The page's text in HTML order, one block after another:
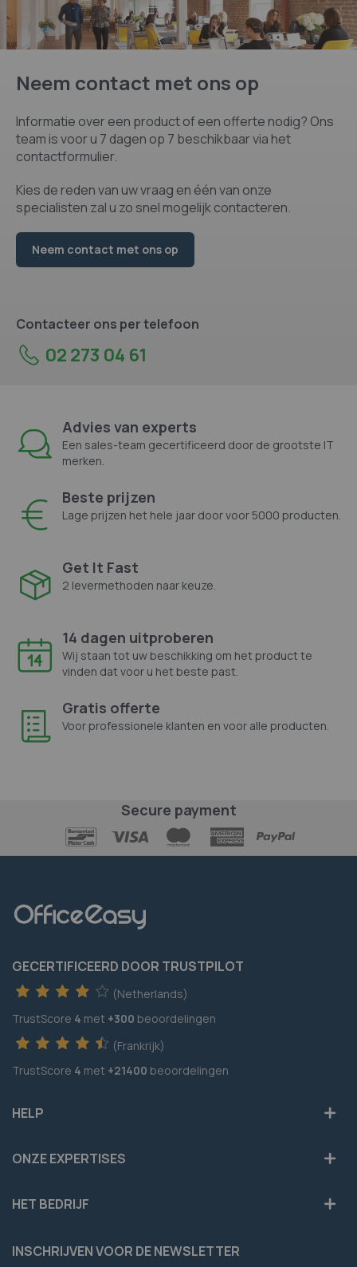
Neem contact met ons op
Informatie over een product of een offerte nodig? Ons
team is voor u 7 dagen op 7 beschikbaar via het
contactformulier.
Kies de reden van uw vraag en één van onze
specialisten zal u zo snel mogelijk contacteren.
Neem contact met ons op
Contacteer ons per telefoon
02 273 04 61
Advies van experts
Een sales-team gecertificeerd door de grootste IT
merken.
Beste prijzen
Lage prijzen het hele jaar door voor 5000 producten.
Get It Fast
2 levermethoden naar keuze.
14 dagen uitproberen
Wij staan tot uw beschikking om het product te
vinden dat voor u het beste past.
Gratis offerte
Voor professionele klanten en voor alle producten.
Secure payment
GECERTIFICEERD DOOR TRUSTPILOT
(Netherlands)
TrustScore 4 met +300 beoordelingen
(Frankrijk)
TrustScore 4 met +21400 beoordelingen
HELP
ONZE EXPERTISES
HET BEDRIJF
INSCHRIJVEN VOOR DE NEWSLETTER